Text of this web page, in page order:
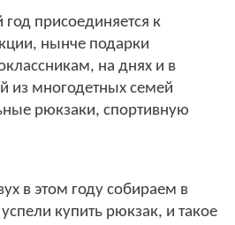
присоединяется к
нынче подарки
на днях и в
из многодетных семей
рюкзаки, спортивную
в этом году собираем в
купить рюкзак, и такое